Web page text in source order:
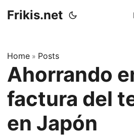
Frikis.net
Home » Posts
Ahorrando
factura del
en Japón